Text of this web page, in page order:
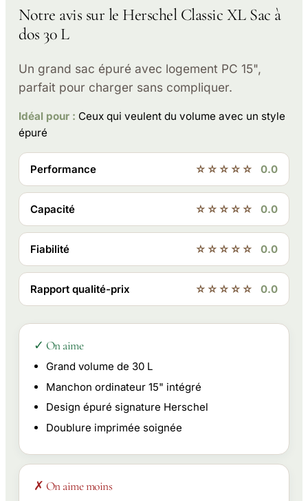
Notre avis sur le Herschel Classic XL Sac à
dos 30 L
Un grand sac épuré avec logement PC 15",
parfait pour charger sans compliquer.
Idéal pour : Ceux qui veulent du volume avec un style
épuré
Performance ☆☆☆☆☆ 0.0
Capacité ☆☆☆☆☆ 0.0
Fiabilité ☆☆☆☆☆ 0.0
Rapport qualité-prix ☆☆☆☆☆ 0.0
✓ On aime
Grand volume de 30 L
Manchon ordinateur 15" intégré
Design épuré signature Herschel
Doublure imprimée soignée
✗ On aime moins